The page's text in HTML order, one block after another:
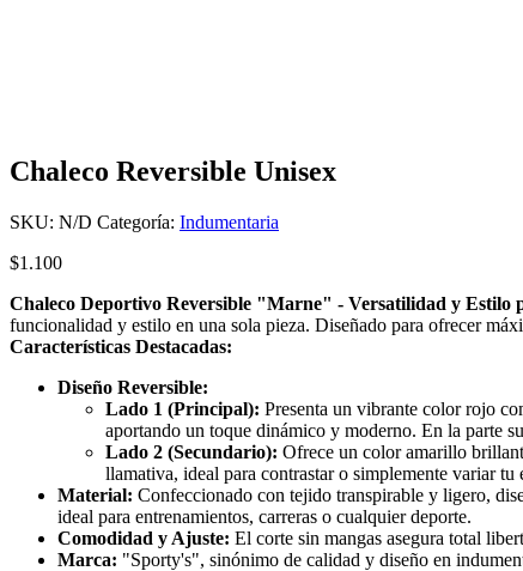
Chaleco Reversible Unisex
SKU: N/D Categoría: Indumentaria
$1.100
Chaleco Deportivo Reversible "Marne" - Versatilidad y Estilo
funcionalidad y estilo en una sola pieza. Diseñado para ofrecer
Características Destacadas:
Diseño Reversible:
Lado 1 (Principal): Presenta un vibrante color rojo
aportando un toque dinámico y moderno. En la parte
Lado 2 (Secundario): Ofrece un color amarillo
llamativa, ideal para contrastar o simplemente variar
Material: Confeccionado con tejido transpirable y ligero,
ideal para entrenamientos, carreras o cualquier deporte.
Comodidad y Ajuste: El corte sin mangas asegura total
Marca: "Sporty's", sinónimo de calidad y diseño en